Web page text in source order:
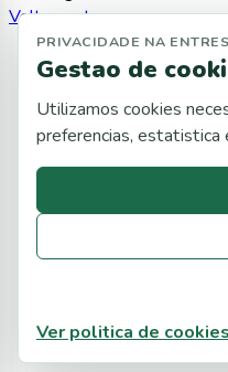
PRIVACIDADE NA
Gestao de
Utilizamos cookies
preferencias, estatistica
Ver politica de cookies
Voltar ao topo